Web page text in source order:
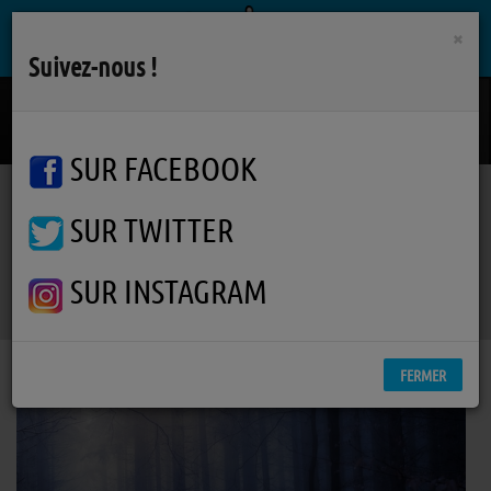
Podcasts Varanger
Varanger
×
Suivez-nous !
SUR FACEBOOK
SUR TWITTER
SUR INSTAGRAM
FERMER